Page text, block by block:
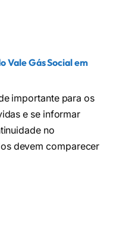
Vale Gás Social em
importante para os
e se informar
no
devem comparecer